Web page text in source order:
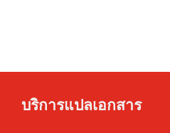
บริการแปลเอกสาร